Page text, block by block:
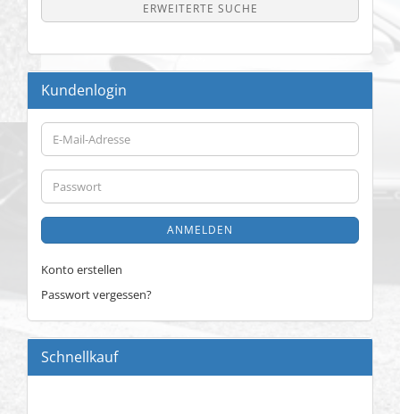
ERWEITERTE SUCHE
Kundenlogin
E-
Mail-
Adresse
Passwort
ANMELDEN
Konto erstellen
Passwort vergessen?
Schnellkauf